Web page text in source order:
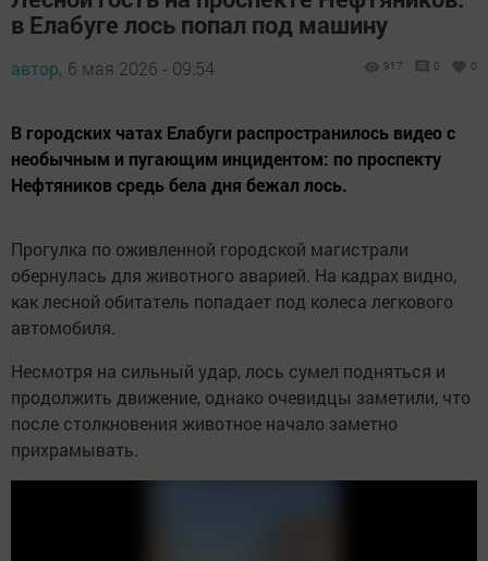
в Елабуге лось попал под машину
автор, 6 мая 2026 - 09:54 917 0 0
В городских чатах Елабуги распространилось видео с
необычным и пугающим инцидентом: по проспекту
Нефтяников средь бела дня бежал лось.
Прогулка по оживленной городской магистрали
обернулась для животного аварией. На кадрах видно,
как лесной обитатель попадает под колеса легкового
автомобиля.
Несмотря на сильный удар, лось сумел подняться и
продолжить движение, однако очевидцы заметили, что
после столкновения животное начало заметно
прихрамывать.